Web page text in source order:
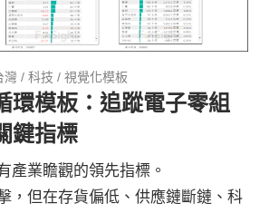
灣 /科技 /視覺化模板
環模板：追蹤電子零組
鍵指標
產業瞻觀的領先指標。
，但在存貨偏低、供應鏈斷鏈、科